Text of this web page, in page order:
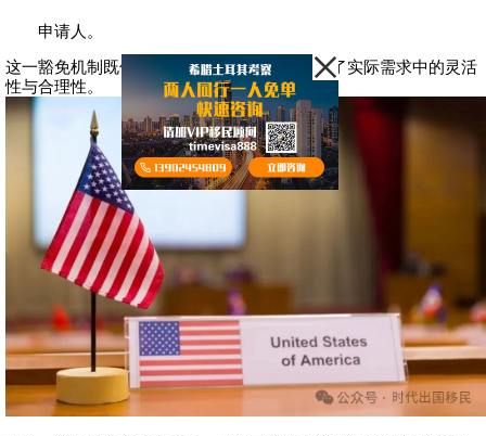
申请人。
这一豁免机制既保障了政策的严肃性，也兼顾了实际需求中的灵活
性与合理性。